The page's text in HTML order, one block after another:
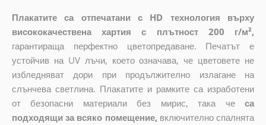
Плакатите са отпечатани с HD технология върху
висококачествена хартия с плътност 200 г/м²,
гарантираща перфектно цветопредаване. Печатът е
устойчив на UV лъчи, което означава, че цветовете не
избледняват дори при продължително излагане на
слънчева светлина. Плакатите и рамките са изработени
от безопасни материали без мирис, така че
са
подходящи за всяко помещение, включително спалнята